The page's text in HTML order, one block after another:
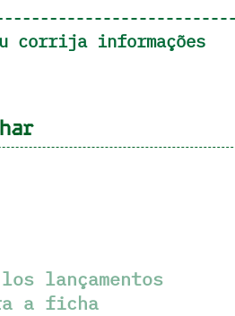
corrija informações
lançamentos
a ficha